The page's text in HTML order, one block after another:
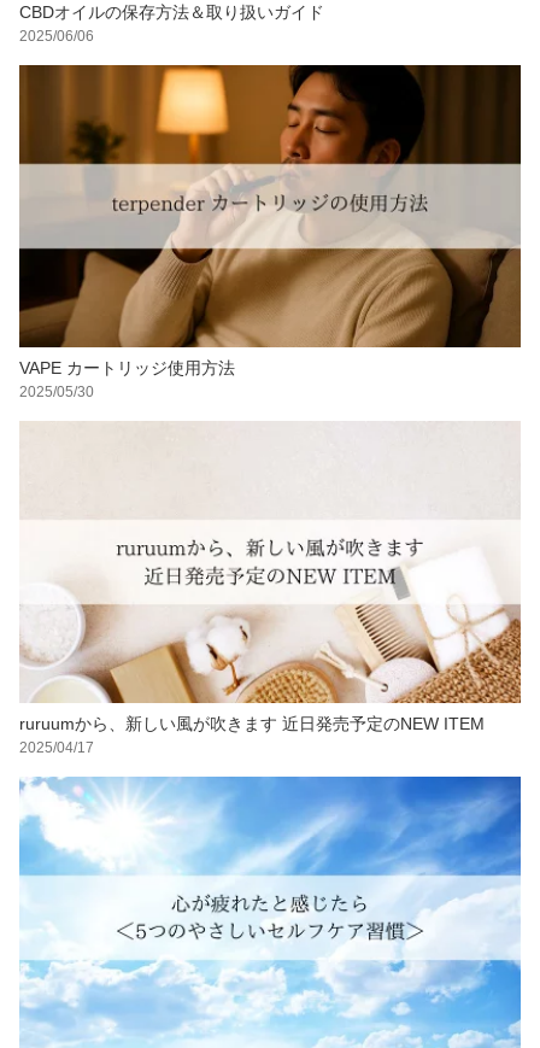
CBDオイルの保存方法＆取り扱いガイド
2025/06/06
VAPE カートリッジ使用方法
2025/05/30
ruruumから、新しい風が吹きます 近日発売予定のNEW ITEM
2025/04/17